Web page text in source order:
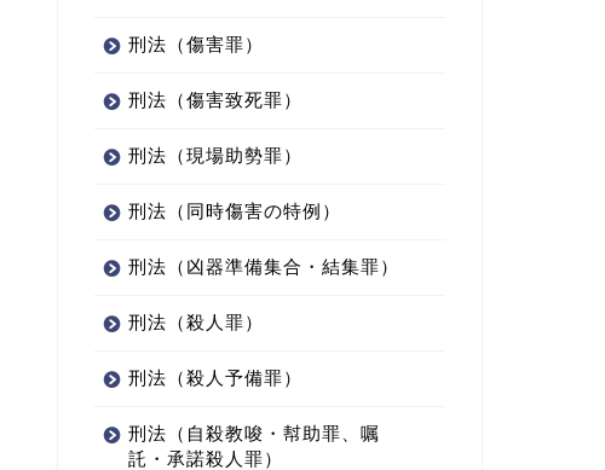
刑法（傷害罪）
刑法（傷害致死罪）
刑法（現場助勢罪）
刑法（同時傷害の特例）
刑法（凶器準備集合・結集罪）
刑法（殺人罪）
刑法（殺人予備罪）
刑法（自殺教唆・幇助罪、嘱
託・承諾殺人罪）